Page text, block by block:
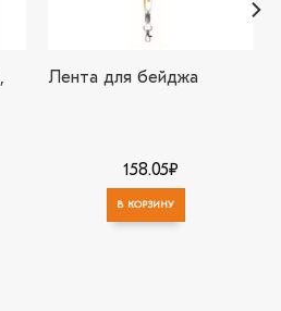
Лента для бейджа
158.05₽
В КОРЗИНУ